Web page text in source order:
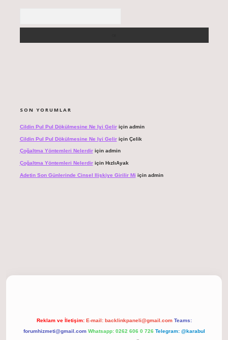
SON YORUMLAR
Cildin Pul Pul Dökülmesine Ne Iyi Geliriçin admin
Cildin Pul Pul Dökülmesine Ne Iyi Geliriçin Çelik
Çoğaltma Yöntemleri Nelerdiriçin admin
Çoğaltma Yöntemleri Nelerdiriçin HızlıAyak
Adetin Son Günlerinde Cinsel Ilişkiye Girilir Mi için admin
Reklam ve İletişim: E-mail: backlinkpaneli@gmail.com Teams:
forumhizmeti@gmail.com Whatsapp: 0262 606 0 726 Telegram: @karabul